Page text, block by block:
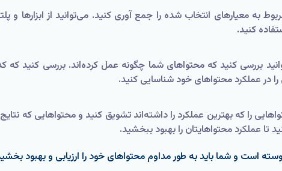
به معیارهای انتخاب شده را جمع آوری کنید. می‌توانید از ابزارها
کنید.
بررسی کنید که محتواهای شما چگونه عمل کرده‌اند. بررسی کنید که
در عملکرد محتواهای خود شناسایی کنید.
را که بهترین عملکرد را داشته‌اند تشویق کنید و محتواهایی که
است و شما باید به طور مداوم محتواهای خود را ارزیابی و بهبود